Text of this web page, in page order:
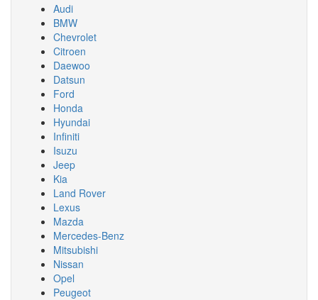
Audi
BMW
Chevrolet
Citroen
Daewoo
Datsun
Ford
Honda
Hyundai
Infiniti
Isuzu
Jeep
Kia
Land Rover
Lexus
Mazda
Mercedes-Benz
Mitsubishi
Nissan
Opel
Peugeot